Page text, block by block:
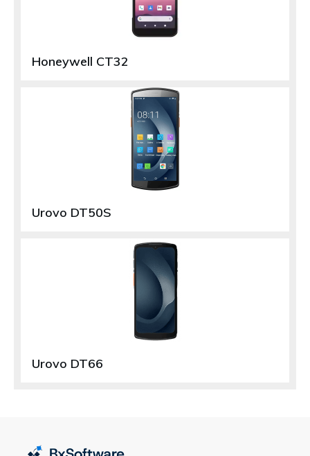
Honeywell CT32
Urovo DT50S
Urovo DT66